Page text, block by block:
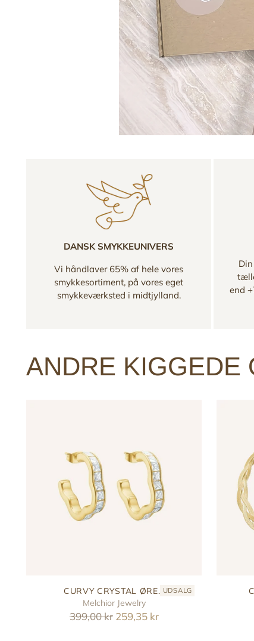
DANSK SMYKKEUNIVERS
Vi håndlaver 65% af hele vores
smykkesortiment, på vores eget
smykkeværksted i midtjylland.
end
ANDRE KIGGEDE
CURVY CRYSTAL ØRE...UDSALG
Melchior Jewelry
Reguler
399,00 kr 259,35 kr